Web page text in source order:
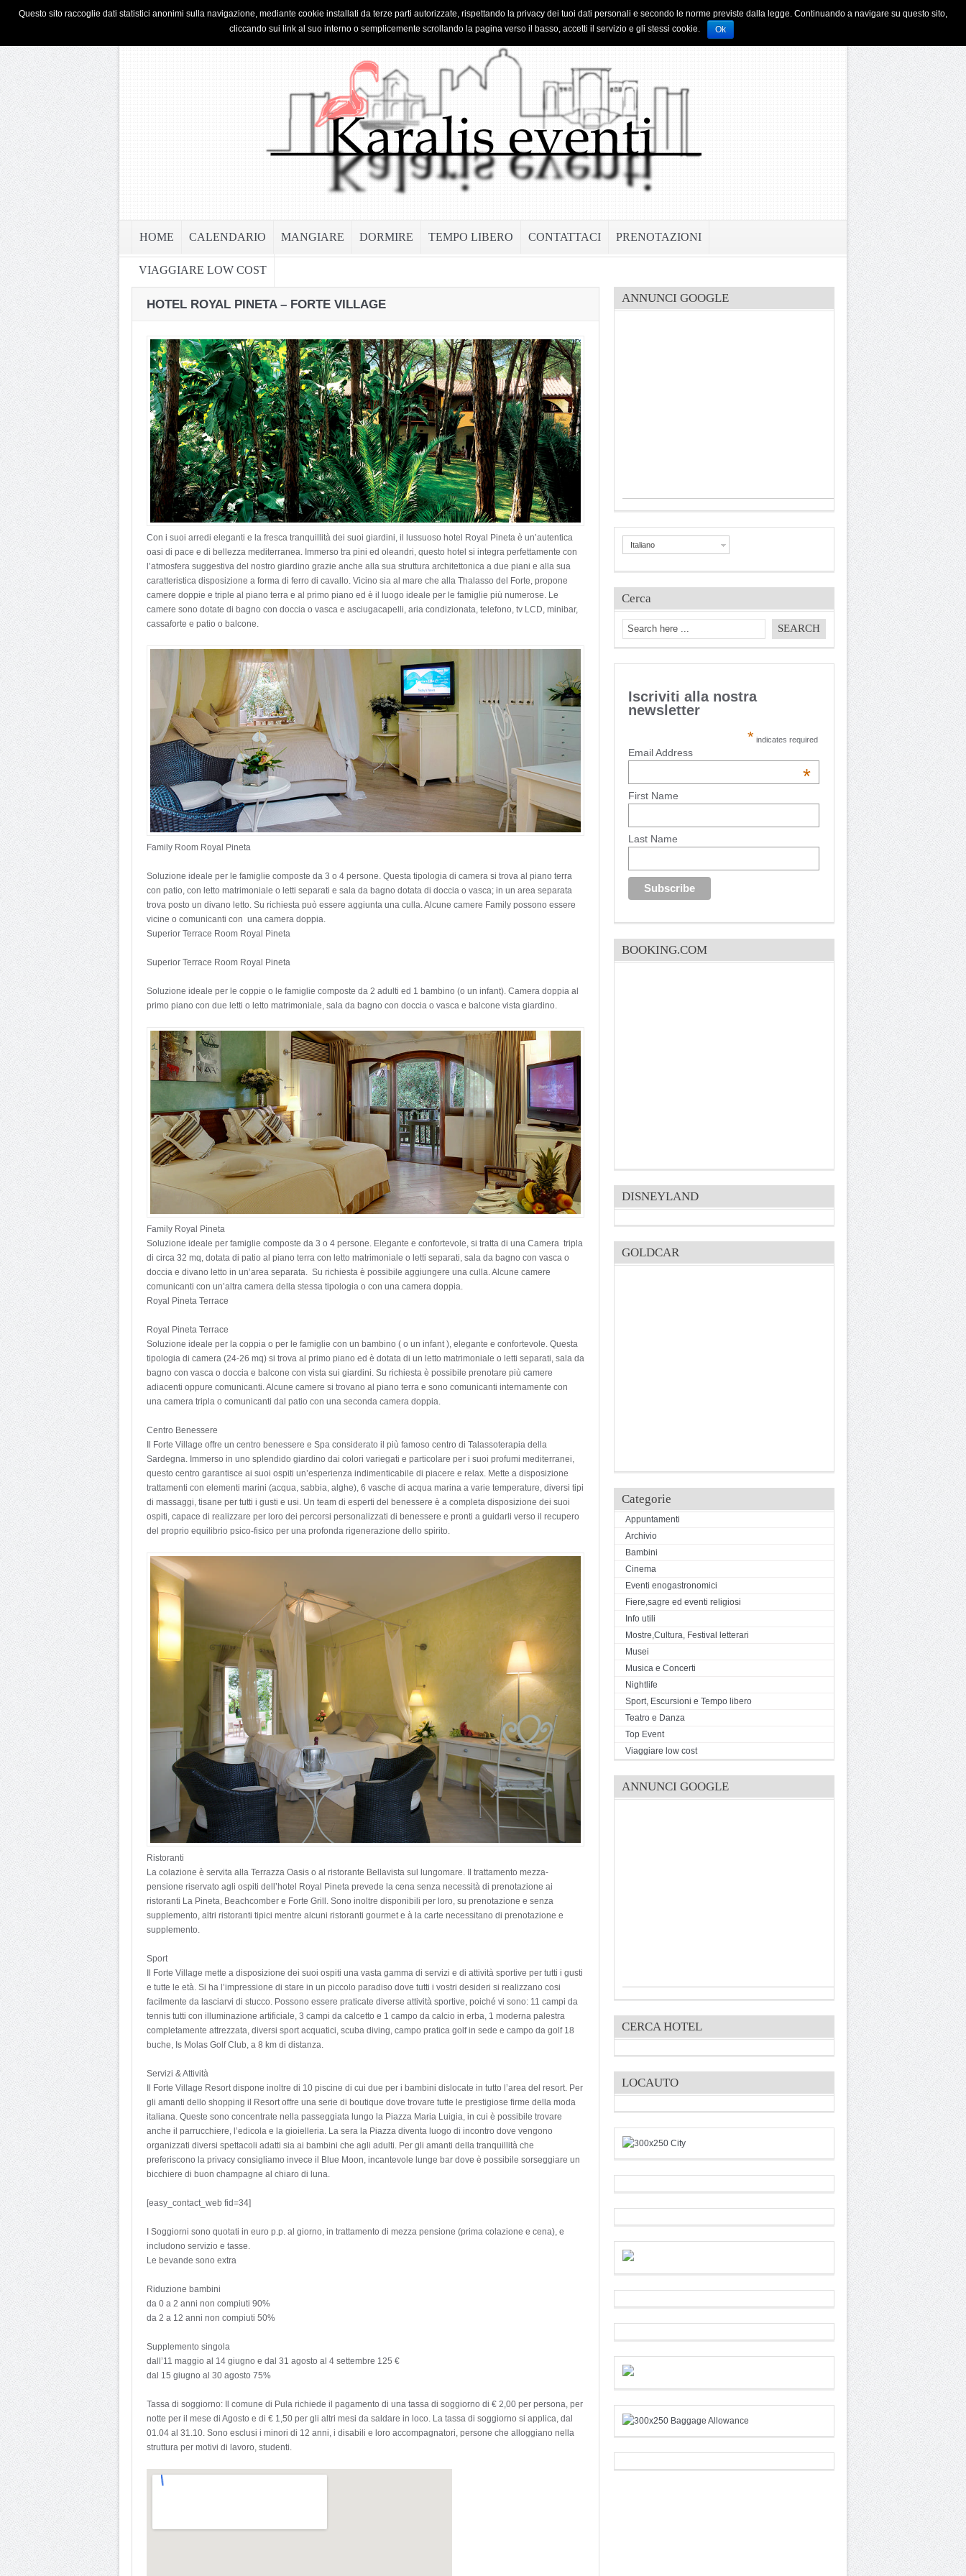
HOME PRIVACY & COOKIE POLICY
HOME CALENDARIO MANGIARE DORMIRE TEMPO LIBERO CONTATTACI PRENOTAZIONI
VIAGGIARE LOW COST
HOTEL ROYAL PINETA – FORTE VILLAGE
Con i suoi arredi eleganti e la fresca tranquillità dei suoi giardini, il lussuoso hotel Royal Pineta è un’autentica
oasi di pace e di bellezza mediterranea. Immerso tra pini ed oleandri, questo hotel si integra perfettamente con
l’atmosfera suggestiva del nostro giardino grazie anche alla sua struttura architettonica a due piani e alla sua
caratteristica disposizione a forma di ferro di cavallo. Vicino sia al mare che alla Thalasso del Forte, propone
camere doppie e triple al piano terra e al primo piano ed è il luogo ideale per le famiglie più numerose. Le
camere sono dotate di bagno con doccia o vasca e asciugacapelli, aria condizionata, telefono, tv LCD, minibar,
cassaforte e patio o balcone.
Family Room Royal Pineta
Soluzione ideale per le famiglie composte da 3 o 4 persone. Questa tipologia di camera si trova al piano terra
con patio, con letto matrimoniale o letti separati e sala da bagno dotata di doccia o vasca; in un area separata
trova posto un divano letto. Su richiesta può essere aggiunta una culla. Alcune camere Family possono essere
vicine o comunicanti con una camera doppia.
Superior Terrace Room Royal Pineta
Superior Terrace Room Royal Pineta
Soluzione ideale per le coppie o le famiglie composte da 2 adulti ed 1 bambino (o un infant). Camera doppia al
primo piano con due letti o letto matrimoniale, sala da bagno con doccia o vasca e balcone vista giardino.
Family Royal Pineta
Soluzione ideale per famiglie composte da 3 o 4 persone. Elegante e confortevole, si tratta di una Camera tripla
di circa 32 mq, dotata di patio al piano terra con letto matrimoniale o letti separati, sala da bagno con vasca o
doccia e divano letto in un’area separata. Su richiesta è possibile aggiungere una culla. Alcune camere
comunicanti con un’altra camera della stessa tipologia o con una camera doppia.
Royal Pineta Terrace
Royal Pineta Terrace
Soluzione ideale per la coppia o per le famiglie con un bambino ( o un infant ), elegante e confortevole. Questa
tipologia di camera (24-26 mq) si trova al primo piano ed è dotata di un letto matrimoniale o letti separati, sala da
bagno con vasca o doccia e balcone con vista sui giardini. Su richiesta è possibile prenotare più camere
adiacenti oppure comunicanti. Alcune camere si trovano al piano terra e sono comunicanti internamente con
una camera tripla o comunicanti dal patio con una seconda camera doppia.
Centro Benessere
Il Forte Village offre un centro benessere e Spa considerato il più famoso centro di Talassoterapia della
Sardegna. Immerso in uno splendido giardino dai colori variegati e particolare per i suoi profumi mediterranei,
questo centro garantisce ai suoi ospiti un’esperienza indimenticabile di piacere e relax. Mette a disposizione
trattamenti con elementi marini (acqua, sabbia, alghe), 6 vasche di acqua marina a varie temperature, diversi tipi
di massaggi, tisane per tutti i gusti e usi. Un team di esperti del benessere è a completa disposizione dei suoi
ospiti, capace di realizzare per loro dei percorsi personalizzati di benessere e pronti a guidarli verso il recupero
del proprio equilibrio psico-fisico per una profonda rigenerazione dello spirito.
Ristoranti
La colazione è servita alla Terrazza Oasis o al ristorante Bellavista sul lungomare. Il trattamento mezza-
pensione riservato agli ospiti dell’hotel Royal Pineta prevede la cena senza necessità di prenotazione ai
ristoranti La Pineta, Beachcomber e Forte Grill. Sono inoltre disponibili per loro, su prenotazione e senza
supplemento, altri ristoranti tipici mentre alcuni ristoranti gourmet e à la carte necessitano di prenotazione e
supplemento.
Sport
Il Forte Village mette a disposizione dei suoi ospiti una vasta gamma di servizi e di attività sportive per tutti i gusti
e tutte le età. Si ha l’impressione di stare in un piccolo paradiso dove tutti i vostri desideri si realizzano cosi
facilmente da lasciarvi di stucco. Possono essere praticate diverse attività sportive, poiché vi sono: 11 campi da
tennis tutti con illuminazione artificiale, 3 campi da calcetto e 1 campo da calcio in erba, 1 moderna palestra
completamente attrezzata, diversi sport acquatici, scuba diving, campo pratica golf in sede e campo da golf 18
buche, Is Molas Golf Club, a 8 km di distanza.
Servizi & Attività
Il Forte Village Resort dispone inoltre di 10 piscine di cui due per i bambini dislocate in tutto l’area del resort. Per
gli amanti dello shopping il Resort offre una serie di boutique dove trovare tutte le prestigiose firme della moda
italiana. Queste sono concentrate nella passeggiata lungo la Piazza Maria Luigia, in cui è possibile trovare
anche il parrucchiere, l’edicola e la gioielleria. La sera la Piazza diventa luogo di incontro dove vengono
organizzati diversi spettacoli adatti sia ai bambini che agli adulti. Per gli amanti della tranquillità che
preferiscono la privacy consigliamo invece il Blue Moon, incantevole lunge bar dove è possibile sorseggiare un
bicchiere di buon champagne al chiaro di luna.
[easy_contact_web fid=34]
I Soggiorni sono quotati in euro p.p. al giorno, in trattamento di mezza pensione (prima colazione e cena), e
includono servizio e tasse.
Le bevande sono extra
Riduzione bambini
da 0 a 2 anni non compiuti 90%
da 2 a 12 anni non compiuti 50%
Supplemento singola
dall’11 maggio al 14 giugno e dal 31 agosto al 4 settembre 125 €
dal 15 giugno al 30 agosto 75%
Tassa di soggiorno: Il comune di Pula richiede il pagamento di una tassa di soggiorno di € 2,00 per persona, per
notte per il mese di Agosto e di € 1,50 per gli altri mesi da saldare in loco. La tassa di soggiorno si applica, dal
01.04 al 31.10. Sono esclusi i minori di 12 anni, i disabili e loro accompagnatori, persone che alloggiano nella
struttura per motivi di lavoro, studenti.
ANNUNCI GOOGLE
Italiano
Cerca
Iscriviti alla nostra
newsletter
* indicates required
Email Address
*
First Name
Last Name
BOOKING.COM
DISNEYLAND
GOLDCAR
Categorie
Appuntamenti
Archivio
Bambini
Cinema
Eventi enogastronomici
Fiere,sagre ed eventi religiosi
Info utili
Mostre,Cultura, Festival letterari
Musei
Musica e Concerti
Nightlife
Sport, Escursioni e Tempo libero
Teatro e Danza
Top Event
Viaggiare low cost
ANNUNCI GOOGLE
CERCA HOTEL
LOCAUTO
Questo sito raccoglie dati statistici anonimi sulla navigazione, mediante cookie installati da terze parti autorizzate, rispettando la privacy dei tuoi dati personali e secondo le norme previste dalla legge. Continuando a navigare su questo sito,
cliccando sui link al suo interno o semplicemente scrollando la pagina verso il basso, accetti il servizio e gli stessi cookie.
Ok